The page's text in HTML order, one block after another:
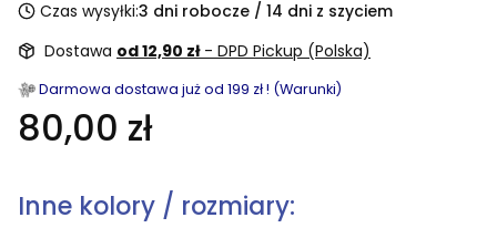
Czas wysyłki:3 dni robocze / 14 dni z szyciem
Dostawa od 12,90 zł - DPD Pickup (Polska)
Darmowa dostawa już od 199 zł ! (Warunki)
80,00 zł
Inne kolory / rozmiary: